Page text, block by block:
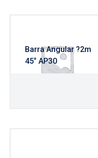
Barra Angular ?2m
45° AP30